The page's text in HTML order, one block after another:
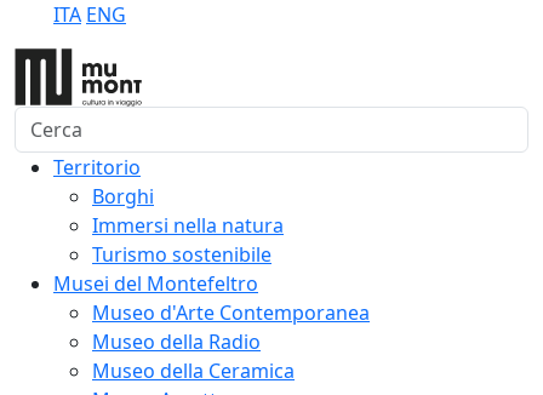
ITA ENG
Cerca
Territorio
Borghi
Immersi nella natura
Turismo sostenibile
Musei del Montefeltro
Museo d'Arte Contemporanea
Museo della Radio
Museo della Ceramica